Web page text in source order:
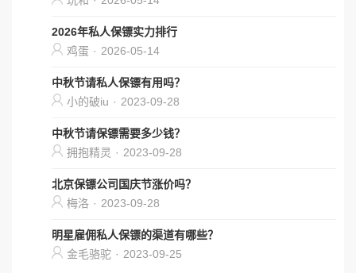
2026年私人保镖实力排行
鸡蛋 · 2026-05-14
中秋节请私人保镖有用吗？
小的破iu · 2023-09-28
中秋节请保镖需要多少钱？
拥抱精灵 · 2023-09-28
北京保镖公司国庆节涨价吗？
梅洛 · 2023-09-28
明星雇佣私人保镖的渠道有哪些？
金毛骆驼 · 2023-09-25